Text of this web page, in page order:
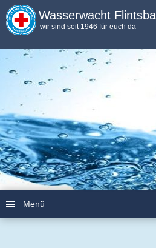
Wasserwacht
wir sind seit 1946 für euch da
Menü